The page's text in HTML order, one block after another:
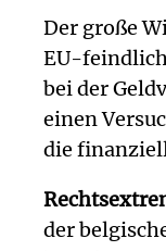
Der große
EU-
bei der
einen
die
der